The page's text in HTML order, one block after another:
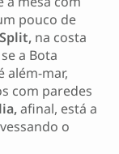
pouco de
Split,na costa
a Bota
além-mar,
com paredes
afinal, está a
o